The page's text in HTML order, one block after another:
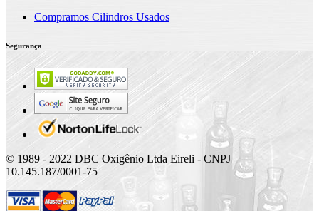
Compramos Cilindros Usados
Segurança
© 1989 - 2022 DBC Oxigênio Ltda Eireli - CNPJ
10.145.187/0001-75